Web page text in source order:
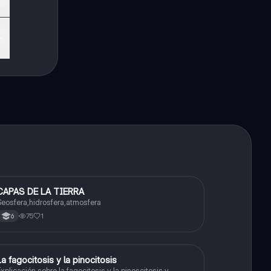
BiologiaDE LA TIERRA
6 75 1
Biologia
fagocitosis y la pinocitosis